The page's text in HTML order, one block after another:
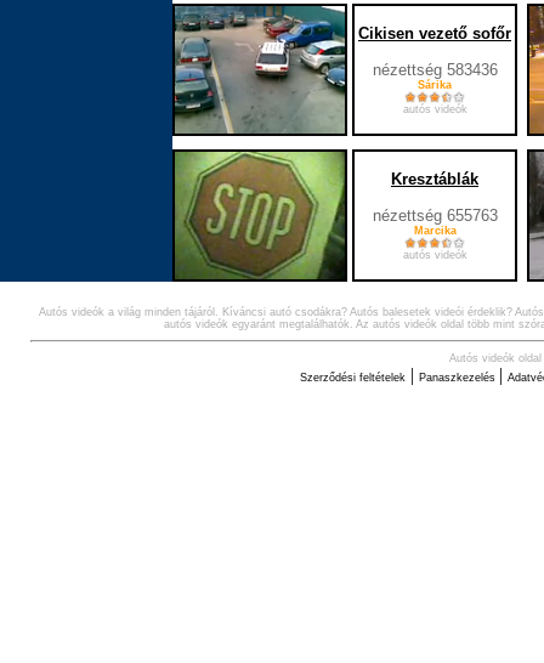
Cikisen vezető sofőr
nézettség 583436
Sárika
autós videók
Kresztáblák
nézettség 655763
Marcika
autós videók
Autós videók a világ minden tájáról. Kíváncsi autó csodákra? Autós balesetek videói érdeklik?
autós videók egyaránt megtalálhatók. Az autós videók oldal több mint
Autós videók oldal
Szerződési feltételek | Panaszkezelés |